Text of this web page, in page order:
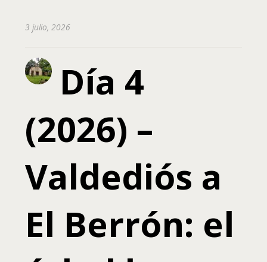
3 julio, 2026
Día 4
(2026) –
Valdediós a
El Berrón: el